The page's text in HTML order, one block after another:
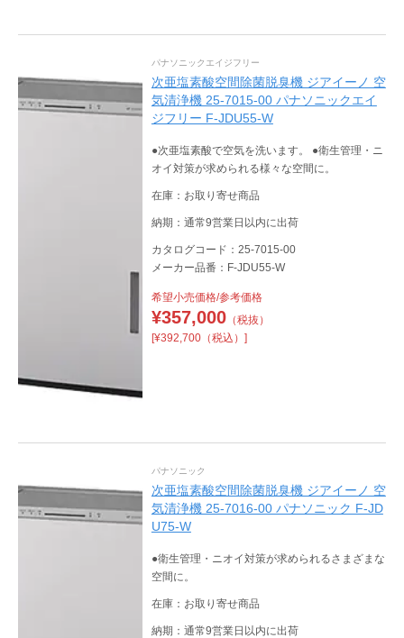
パナソニックエイジフリー
次亜塩素酸空間除菌脱臭機 ジアイーノ 空
気清浄機 25-7015-00 パナソニックエイ
ジフリー F-JDU55-W
●次亜塩素酸で空気を洗います。 ●衛生管理・ニ
オイ対策が求められる様々な空間に。
在庫：お取り寄せ商品
納期：通常9営業日以内に出荷
カタログコード：25-7015-00
メーカー品番：F-JDU55-W
希望小売価格/参考価格
¥357,000（税抜）
[¥392,700（税込）]
パナソニック
次亜塩素酸空間除菌脱臭機 ジアイーノ 空
気清浄機 25-7016-00 パナソニック F-JD
U75-W
●衛生管理・ニオイ対策が求められるさまざまな
空間に。
在庫：お取り寄せ商品
納期：通常9営業日以内に出荷